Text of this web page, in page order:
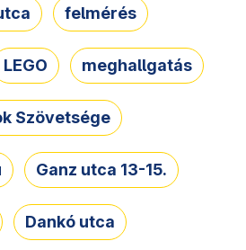
felmérés
LEGO meghallgatás
Szövetsége
Ganz utca 13-15.
Dankó utca